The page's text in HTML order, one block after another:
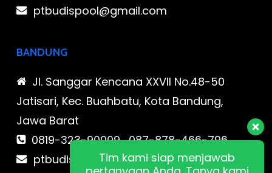
ptbudispool@gmail.com
BANDUNG
Jl. Sanggar Kencana XXVII No.48-50
Jatisari, Kec. Buahbatu, Kota Bandung,
Jawa Barat
0819-323-90009 , 087-878-466-796
ptbudispool@gmail.comTim kami siap menjawab